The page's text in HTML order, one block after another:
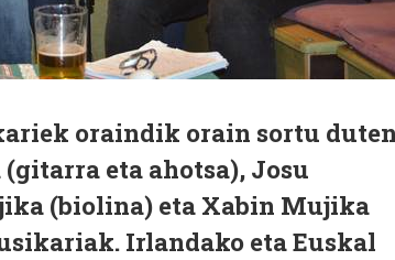
oraindik orain sortu
eta ahotsa), Josu
(biolina) eta Xabin Mujika
Irlandako eta Euskal